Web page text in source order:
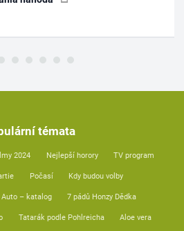
témata
2024 Nejlepší horory TV program
Počasí Kdy budou volby
Auto – katalog 7 pádů Honzy Dědka
Tatarák podle Pohlreicha Aloe vera